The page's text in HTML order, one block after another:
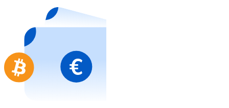
Acquista gift card dei tuoi marchi preferiti con
Vai al negozio di carte regalo